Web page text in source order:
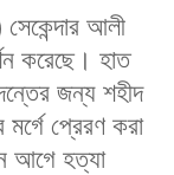
আলী
করেছে। হাত
জন্য শহীদ
মর্গে প্রেরণ করা
আগে হত্যা